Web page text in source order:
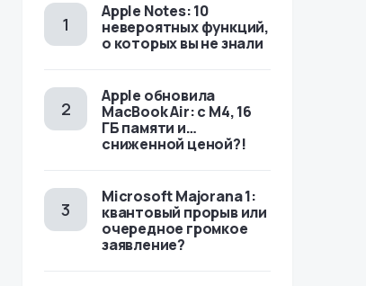
Apple Notes: 10
невероятных функций,
о которых вы не знали
Apple обновила
MacBook Air: с M4, 16
ГБ памяти и…
сниженной ценой?!
Microsoft Majorana 1:
квантовый прорыв или
очередное громкое
заявление?